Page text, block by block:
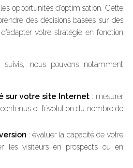
opportunités d’optimisation. Cette
des décisions basées sur des
votre stratégie en fonction
suivis, nous pouvons notamment
sur votre site Internet : mesurer
et l’évolution du nombre de
: évaluer la capacité de votre
les visiteurs en prospects ou en